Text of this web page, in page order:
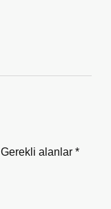
Gerekli alanlar *